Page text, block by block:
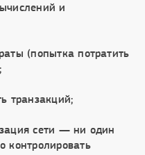
и
(попытка потратить
транзакций;
сети — ни один
контролировать